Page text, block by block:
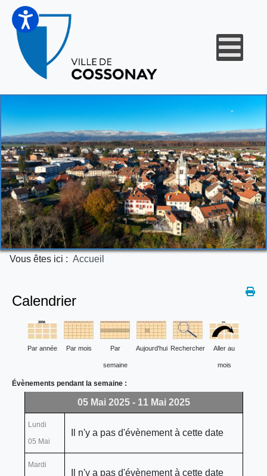
Vous êtes ici : Accueil
Calendrier
Par année Par mois Par
semaine
Aujourd'hui Rechercher Aller au
mois
Évènements pendant la semaine :
05 Mai 2025 - 11 Mai 2025
Lundi
05 Mai
Il n'y a pas d'évènement à cette date
Mardi
Il n'y a pas d'évènement à cette date